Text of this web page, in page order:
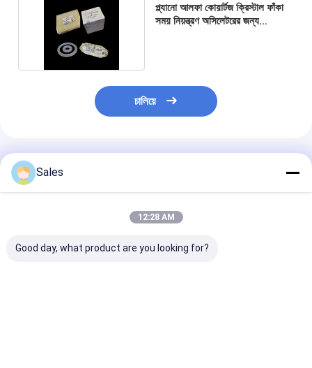
প্ল্যানো আলফা কোয়ার্টজ ক্রিস্টাল ফাঁকা
সময় নিয়ন্ত্রণ অসিলেটরের জন্য
চালিয়ে
প্রস্তাবিত পণ্য
Sales
12:28 AM
Good day, what product are you looking for?